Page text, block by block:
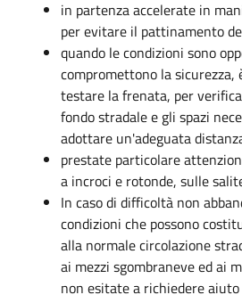
in partenza accelerate in
per evitare il pattinamento
quando le condizioni sono
compromettono la sicurezza,
testare la frenata, per
fondo stradale e gli spazi
adottare un'adeguata
prestate particolare
a incroci e rotonde, sulle
In caso di difficoltà non
condizioni che possono
alla normale circolazione
ai mezzi sgombraneve ed ai
non esitate a richiedere